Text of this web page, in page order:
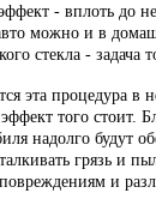
- вплоть до
можно и в
стекла - задача
эта процедура в
того стоит.
надолго будут
грязь и
и